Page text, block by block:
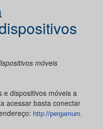
móveis
e dispositivos móveis a
acessar basta conectar
http://pergamum.